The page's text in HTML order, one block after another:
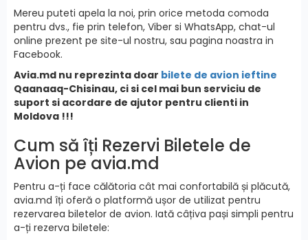
Mereu puteti apela la noi, prin orice metoda comoda
pentru dvs., fie prin telefon, Viber si WhatsApp, chat-ul
online prezent pe site-ul nostru, sau pagina noastra in
Facebook.
Avia.md nu reprezinta doar bilete de avion ieftine
Qaanaaq-Chisinau, ci si cel mai bun serviciu de
suport si acordare de ajutor pentru clienti in
Moldova !!!
Cum să îți Rezervi Biletele de
Avion pe avia.md
Pentru a-ți face călătoria cât mai confortabilă și plăcută,
avia.md îți oferă o platformă ușor de utilizat pentru
rezervarea biletelor de avion. Iată câțiva pași simpli pentru
a-ți rezerva biletele: